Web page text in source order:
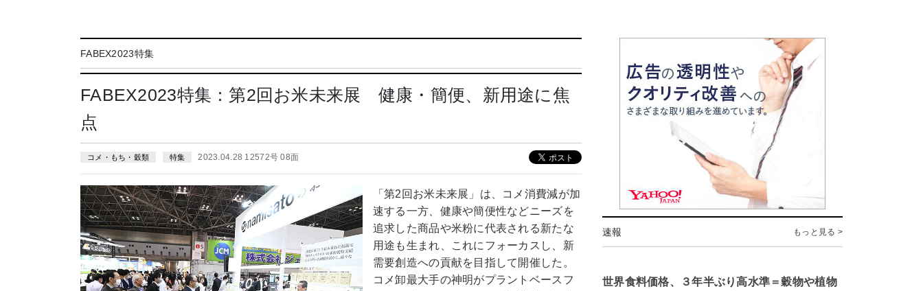
FABEX2023特集
FABEX2023特集：第2回お米未来展 健康・簡便、新用途に焦
点
コメ・もち・穀類 特集 2023.04.28 12572号 08面
「第2回お米未来展」は、コメ消費減が加
速する一方、健康や簡便性などニーズを
追求した商品や米粉に代表される新たな
用途も生まれ、これにフォーカスし、新
需要創造への貢献を目指して開催した。
コメ卸最大手の神明がプラントベースフ
速報 もっと見る >
世界食料価格、３年半ぶり高水準＝穀物や植物